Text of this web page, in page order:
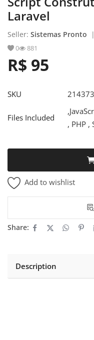
Laravel
Seller: Sistemas Pronto |
0 881
R$ 95
SKU
Files Included
, PHP ,
Add to wishlist
Share:
Description